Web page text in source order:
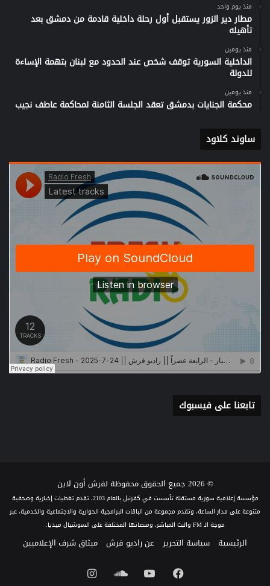
منذ يوم واحد
مطار دير الزور يستقبل أول رحلة داخلية قادمة من دمشق بعد
تأهيله
منذ يومين
الداخلية السورية توقف شخص عند الحدود مع لبنان بتهمة الإساءة
للدولة
منذ يومين
محكمة الجنايات بدمشق تعقد الجلسة الثامنة لمحاكمة عاطف نجيب
ساوند كلاود
تابعنا على فيسبوك
© 2026 جميع الحقوق محفوظة لفرش أون لاين
مؤسسة إعلامية سورية مستقلة تأسست في كفرنبل بالعام 2103، تقدم تغطيات إخبارية وصحفية
متنوعة على مدار الساعة، وتقدم مجموعة من الباقات البرامجية الحوارية والاجتماعية والخدمية، عبر
موجة الـ FM والبث المباشر، ومنصاتها المختلفة على السوشيال ميديا.
الرئيسية سياسة التحرير عن راديو فرش ميثاق شرف الإعلاميين
فيسبوكيوتيوبساوندانستقرام